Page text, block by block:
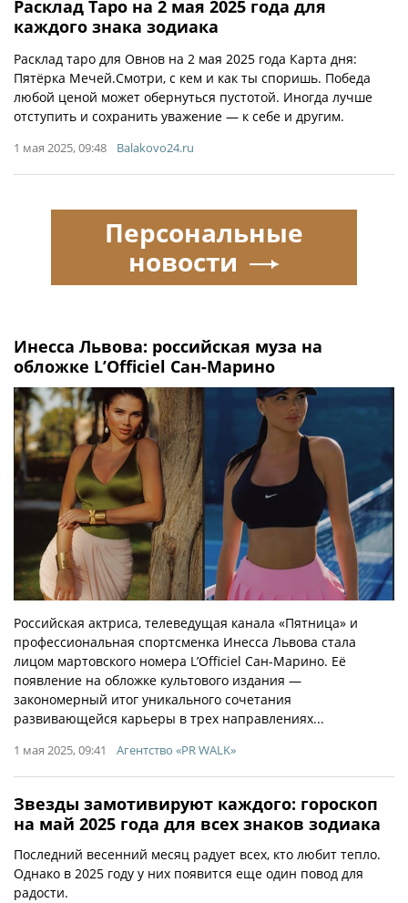
Расклад Таро на 2 мая 2025 года для
каждого знака зодиака
Расклад таро для Овнов на 2 мая 2025 года Карта дня:
Пятёрка Мечей.Смотри, с кем и как ты споришь. Победа
любой ценой может обернуться пустотой. Иногда лучше
отступить и сохранить уважение — к себе и другим.
1 мая 2025, 09:48 Balakovo24.ru
Инесса Львова: российская муза на
обложке L’Officiel Сан-Марино
Российская актриса, телеведущая канала «Пятница» и
профессиональная спортсменка Инесса Львова стала
лицом мартовского номера L’Officiel Сан-Марино. Её
появление на обложке культового издания —
закономерный итог уникального сочетания
развивающейся карьеры в трех направлениях...
1 мая 2025, 09:41 Агентство «PR WALK»
Звезды замотивируют каждого: гороскоп
на май 2025 года для всех знаков зодиака
Последний весенний месяц радует всех, кто любит тепло.
Однако в 2025 году у них появится еще один повод для
радости.
Персональные
новости